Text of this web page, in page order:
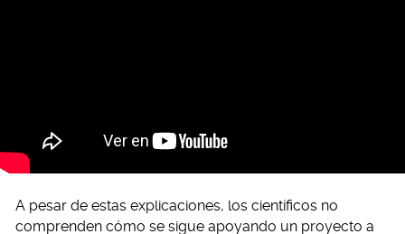
A pesar de estas explicaciones, los científicos no
comprenden cómo se sigue apoyando un proyecto a